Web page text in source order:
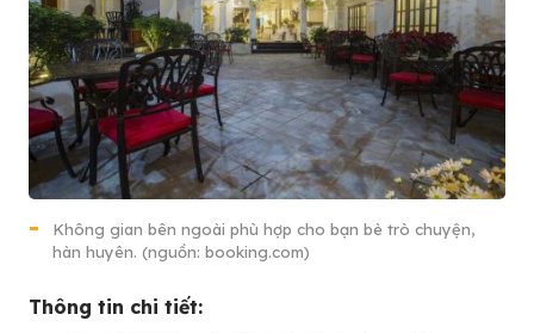
Không gian bên ngoài phù hợp cho bạn bè trò chuyện,
hàn huyên. (nguồn: booking.com)
Thông tin chi tiết: